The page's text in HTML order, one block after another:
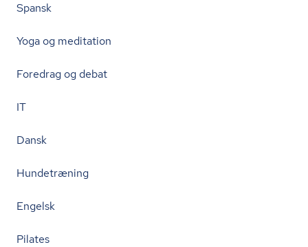
Spansk
Yoga og meditation
Foredrag og debat
IT
Dansk
Hundetræning
Engelsk
Pilates